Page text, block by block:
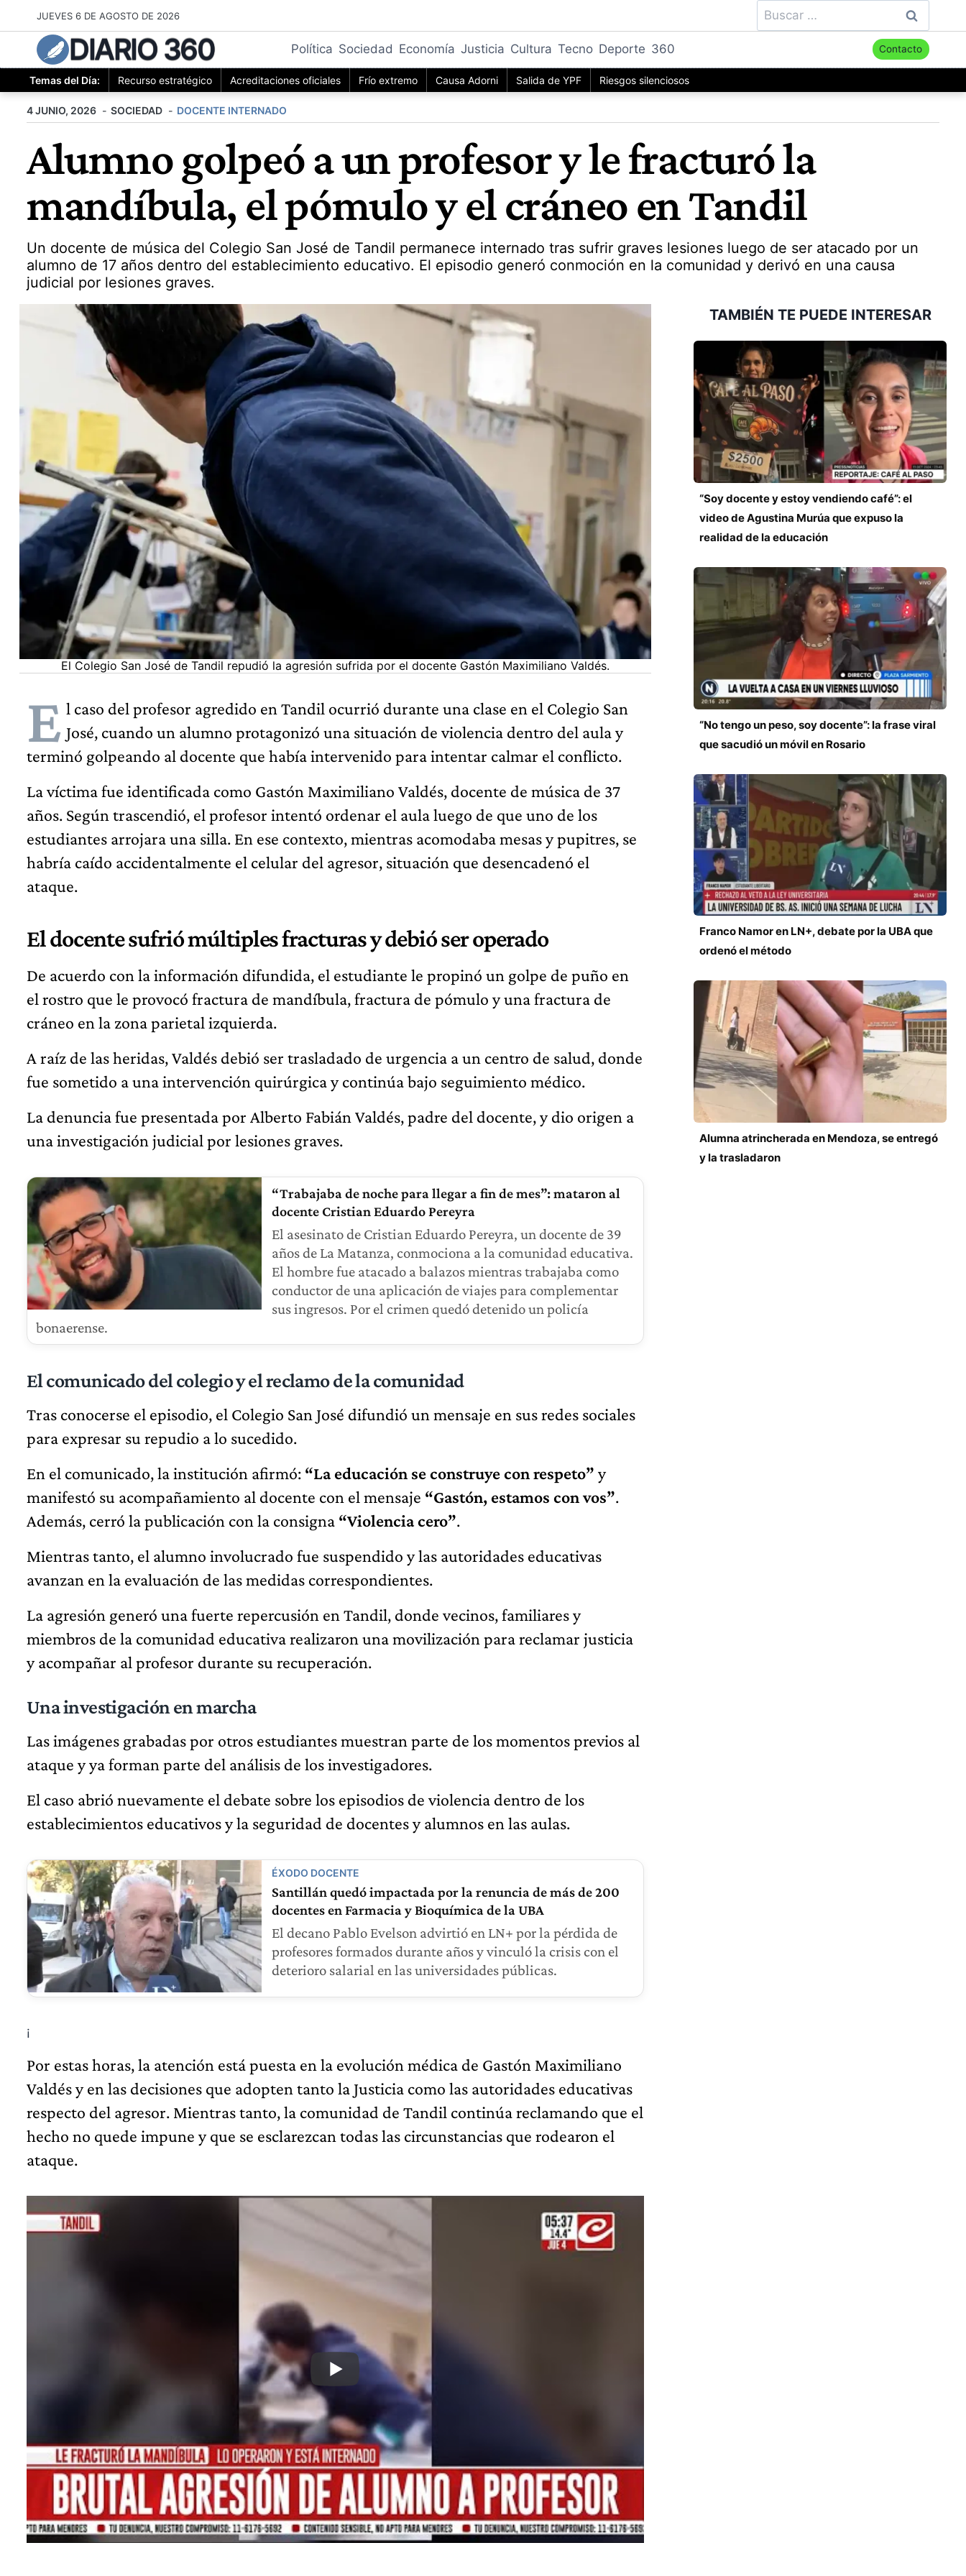
al
contenido
JUEVES 6 DE AGOSTO DE 2026 Buscar:
DIARIO 360 Política Sociedad Economía Justicia Cultura Tecno Deporte 360 Contacto
Temas del Día: Recurso estratégico Acreditaciones oficiales Frío extremo Causa Adorni Salida de YPF Riesgos silenciosos
4 JUNIO, 2026 SOCIEDAD DOCENTE INTERNADO
Alumno golpeó a un profesor y le fracturó la
mandíbula, el pómulo y el cráneo en Tandil
Un docente de música del Colegio San José de Tandil permanece internado tras sufrir graves lesiones luego de ser atacado por un
alumno de 17 años dentro del establecimiento educativo. El episodio generó conmoción en la comunidad y derivó en una causa
judicial por lesiones graves.
El Colegio San José de Tandil repudió la agresión sufrida por el docente Gastón Maximiliano Valdés.
E l caso del profesor agredido en Tandil ocurrió durante una clase en el Colegio San
José, cuando un alumno protagonizó una situación de violencia dentro del aula y
terminó golpeando al docente que había intervenido para intentar calmar el conflicto.
La víctima fue identificada como Gastón Maximiliano Valdés, docente de música de 37
años. Según trascendió, el profesor intentó ordenar el aula luego de que uno de los
estudiantes arrojara una silla. En ese contexto, mientras acomodaba mesas y pupitres, se
habría caído accidentalmente el celular del agresor, situación que desencadenó el
ataque.
El docente sufrió múltiples fracturas y debió ser operado
De acuerdo con la información difundida, el estudiante le propinó un golpe de puño en
el rostro que le provocó fractura de mandíbula, fractura de pómulo y una fractura de
cráneo en la zona parietal izquierda.
A raíz de las heridas, Valdés debió ser trasladado de urgencia a un centro de salud, donde
fue sometido a una intervención quirúrgica y continúa bajo seguimiento médico.
La denuncia fue presentada por Alberto Fabián Valdés, padre del docente, y dio origen a
una investigación judicial por lesiones graves.
“Trabajaba de noche para llegar a fin de mes”: mataron al
docente Cristian Eduardo Pereyra
El asesinato de Cristian Eduardo Pereyra, un docente de 39
años de La Matanza, conmociona a la comunidad educativa.
El hombre fue atacado a balazos mientras trabajaba como
conductor de una aplicación de viajes para complementar
sus ingresos. Por el crimen quedó detenido un policía
bonaerense.
El comunicado del colegio y el reclamo de la comunidad
Tras conocerse el episodio, el Colegio San José difundió un mensaje en sus redes sociales
para expresar su repudio a lo sucedido.
En el comunicado, la institución afirmó: “La educación se construye con respeto” y
manifestó su acompañamiento al docente con el mensaje “Gastón, estamos con vos”.
Además, cerró la publicación con la consigna “Violencia cero”.
Mientras tanto, el alumno involucrado fue suspendido y las autoridades educativas
avanzan en la evaluación de las medidas correspondientes.
La agresión generó una fuerte repercusión en Tandil, donde vecinos, familiares y
miembros de la comunidad educativa realizaron una movilización para reclamar justicia
y acompañar al profesor durante su recuperación.
Una investigación en marcha
Las imágenes grabadas por otros estudiantes muestran parte de los momentos previos al
ataque y ya forman parte del análisis de los investigadores.
El caso abrió nuevamente el debate sobre los episodios de violencia dentro de los
establecimientos educativos y la seguridad de docentes y alumnos en las aulas.
ÉXODO DOCENTE
Santillán quedó impactada por la renuncia de más de 200
docentes en Farmacia y Bioquímica de la UBA
El decano Pablo Evelson advirtió en LN+ por la pérdida de
profesores formados durante años y vinculó la crisis con el
deterioro salarial en las universidades públicas.
¡
Por estas horas, la atención está puesta en la evolución médica de Gastón Maximiliano
Valdés y en las decisiones que adopten tanto la Justicia como las autoridades educativas
respecto del agresor. Mientras tanto, la comunidad de Tandil continúa reclamando que el
hecho no quede impune y que se esclarezcan todas las circunstancias que rodearon el
ataque.
TAMBIÉN TE PUEDE INTERESAR
“Soy docente y estoy vendiendo café”: el
video de Agustina Murúa que expuso la
realidad de la educación
“No tengo un peso, soy docente”: la frase viral
que sacudió un móvil en Rosario
Franco Namor en LN+, debate por la UBA que
ordenó el método
Alumna atrincherada en Mendoza, se entregó
y la trasladaron